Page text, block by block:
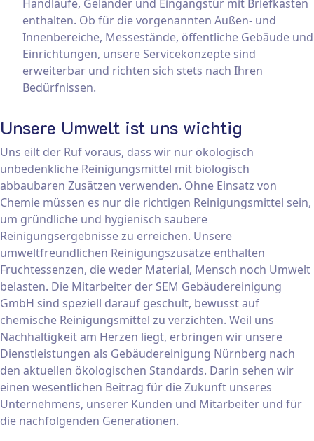
Handläufe, Geländer und Eingangstür mit Briefkasten
enthalten. Ob für die vorgenannten Außen- und
Innenbereiche, Messestände, öffentliche Gebäude und
Einrichtungen, unsere Servicekonzepte sind
erweiterbar und richten sich stets nach Ihren
Bedürfnissen.
Unsere Umwelt ist uns wichtig
Uns eilt der Ruf voraus, dass wir nur ökologisch
unbedenkliche Reinigungsmittel mit biologisch
abbaubaren Zusätzen verwenden. Ohne Einsatz von
Chemie müssen es nur die richtigen Reinigungsmittel sein,
um gründliche und hygienisch saubere
Reinigungsergebnisse zu erreichen. Unsere
umweltfreundlichen Reinigungszusätze enthalten
Fruchtessenzen, die weder Material, Mensch noch Umwelt
belasten. Die Mitarbeiter der SEM Gebäudereinigung
GmbH sind speziell darauf geschult, bewusst auf
chemische Reinigungsmittel zu verzichten. Weil uns
Nachhaltigkeit am Herzen liegt, erbringen wir unsere
Dienstleistungen als Gebäudereinigung Nürnberg nach
den aktuellen ökologischen Standards. Darin sehen wir
einen wesentlichen Beitrag für die Zukunft unseres
Unternehmens, unserer Kunden und Mitarbeiter und für
die nachfolgenden Generationen.